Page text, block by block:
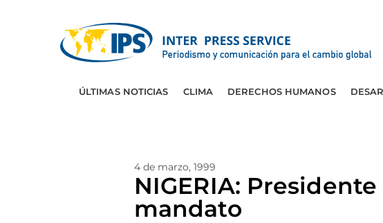
ÚLTIMAS NOTICIAS CLIMA DERECHOS HUMANOS
4 de marzo, 1999
NIGERIA:
mandato